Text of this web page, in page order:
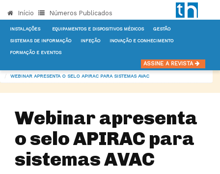
Início Números Publicados
INSTALAÇÕES EQUIPAMENTOS E DISPOSITIVOS MÉDICOS GESTÃO
SISTEMAS DE INFORMAÇÃO INFEÇÃO INOVAÇÃO E CONHECIMENTO
FORMAÇÃO E EVENTOS
ASSINE A REVISTA
WEBINAR APRESENTA O SELO APIRAC PARA SISTEMAS AVAC
Webinar apresenta
o selo APIRAC para
sistemas AVAC